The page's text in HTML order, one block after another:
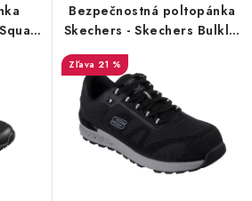
Bezpečnostná poltopánka
Skechers - Skechers Bulklin
cena
21 %